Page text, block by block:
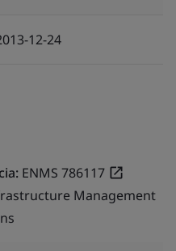
12-24
ENMS 786117
Management